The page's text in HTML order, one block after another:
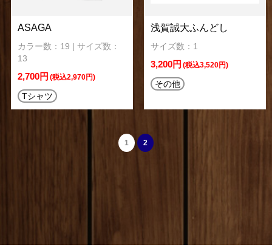
ASAGA
カラー数：19 | サイズ数：
13
2,700円 (税込2,970円)
Tシャツ
浅賀誠大ふんどし
サイズ数：1
3,200円 (税込3,520円)
その他
1 2